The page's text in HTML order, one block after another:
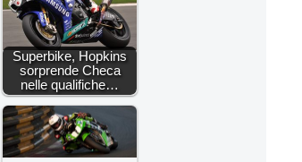
Superbike, Hopkins
sorprende Checa
nelle qualifiche…